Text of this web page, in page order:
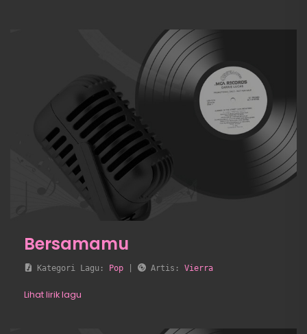
Bersamamu
Kategori Lagu: Pop Artis: Vierra
Lihat lirik lagu